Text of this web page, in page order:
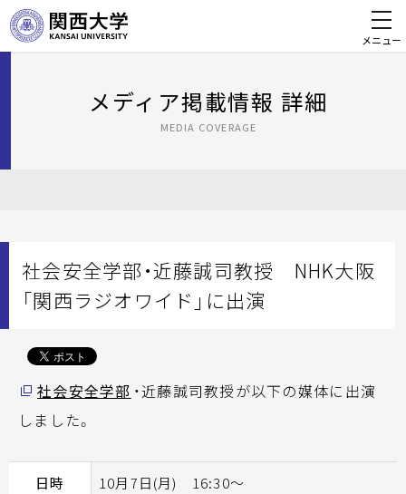
メニュー
メディア掲載情報 詳細
MEDIA COVERAGE
社会安全学部・近藤誠司教授 NHK大阪
「関西ラジオワイド」に出演
社会安全学部 ・近藤誠司教授が以下の媒体に出演
しました。
日時 10月7日(月) 16:30～